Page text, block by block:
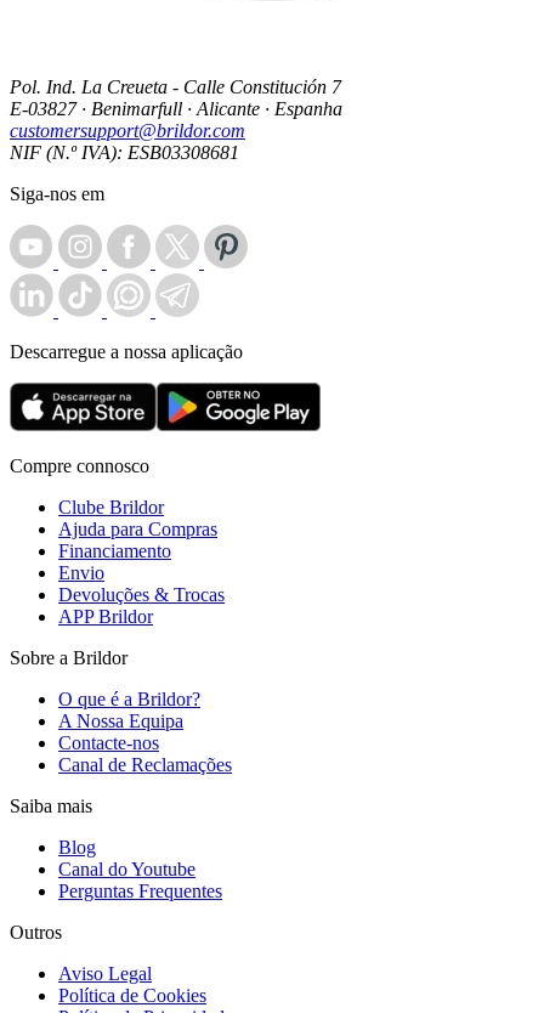
Pol. Ind. La Creueta - Calle Constitución 7
E-03827 · Benimarfull · Alicante · Espanha
customersupport@brildor.com
NIF (N.º IVA): ESB03308681
Siga-nos em
Descarregue a nossa aplicação
Compre connosco
Clube Brildor
Ajuda para Compras
Financiamento
Envio
Devoluções & Trocas
APP Brildor
Sobre a Brildor
O que é a Brildor?
A Nossa Equipa
Contacte-nos
Canal de Reclamações
Saiba mais
Blog
Canal do Youtube
Perguntas Frequentes
Outros
Aviso Legal
Política de Cookies